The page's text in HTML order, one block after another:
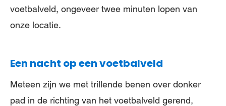
voetbalveld, ongeveer twee minuten lopen van
onze locatie.
Een nacht op een voetbalveld
Meteen zijn we met trillende benen over donker
pad in de richting van het voetbalveld gerend,